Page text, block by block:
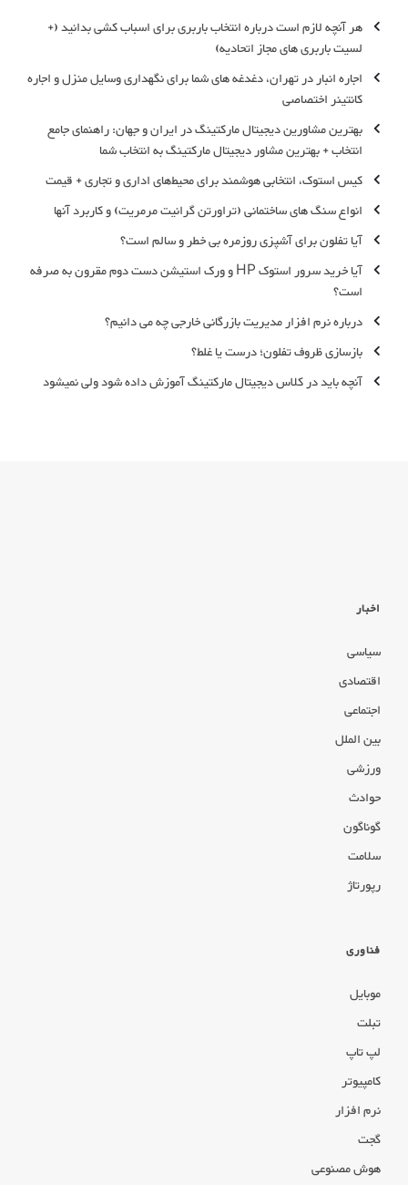
هر آنچه لازم است درباره انتخاب باربری برای اسباب کشی بدانید (+
لسیت باربری های مجاز اتحادیه)
اجاره انبار در تهران، دغدغه های شما برای نگهداری وسایل منزل و اجاره
کانتینر اختصاصی
بهترین مشاورین دیجیتال مارکتینگ در ایران و جهان: راهنمای جامع
انتخاب + بهترین مشاور دیجیتال مارکتینگ به انتخاب شما
کیس استوک، انتخابی هوشمند برای محیط‌های اداری و تجاری + قیمت‌
انواع سنگ های ساختمانی (تراورتن گرانیت مرمریت) و کاربرد آنها
آیا تفلون برای آشپزی روزمره بی خطر و سالم است؟
آیا خرید سرور استوک HP و ورک استیشن دست دوم مقرون به صرفه
است؟
درباره نرم افزار مدیریت بازرگانی خارجی چه می دانیم؟
بازسازی ظروف تفلون؛ درست یا غلط؟
آنچه باید در کلاس دیجیتال مارکتینگ آموزش داده شود ولی نمیشود
اخبار
سیاسی
اقتصادی
اجتماعی
بین الملل
ورزشی
حوادث
گوناگون
سلامت
رپورتاژ
فناوری
موبایل
تبلت
لپ تاپ
کامپیوتر
نرم افزار
گجت
هوش مصنوعی